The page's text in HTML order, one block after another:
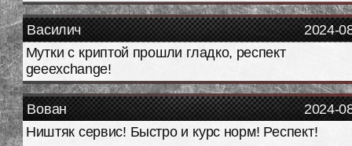
2024-
Василич
Мутки с криптой прошли гладко, респект
geeexchange!
2024-
Вован
Ништяк сервис! Быстро и курс норм! Респект!